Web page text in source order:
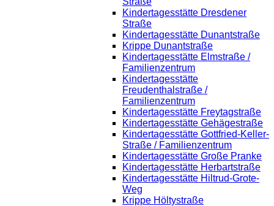
Kindertagesstätte Dresdener
Straße
Kindertagesstätte Dunantstraße
Krippe Dunantstraße
Kindertagesstätte Elmstraße /
Familienzentrum
Kindertagesstätte
Freudenthalstraße /
Familienzentrum
Kindertagesstätte Freytagstraße
Kindertagesstätte Gehägestraße
Kindertagesstätte Gottfried-Keller-
Straße / Familienzentrum
Kindertagesstätte Große Pranke
Kindertagesstätte Herbartstraße
Kindertagesstätte Hiltrud-Grote-
Weg
Krippe Höltystraße